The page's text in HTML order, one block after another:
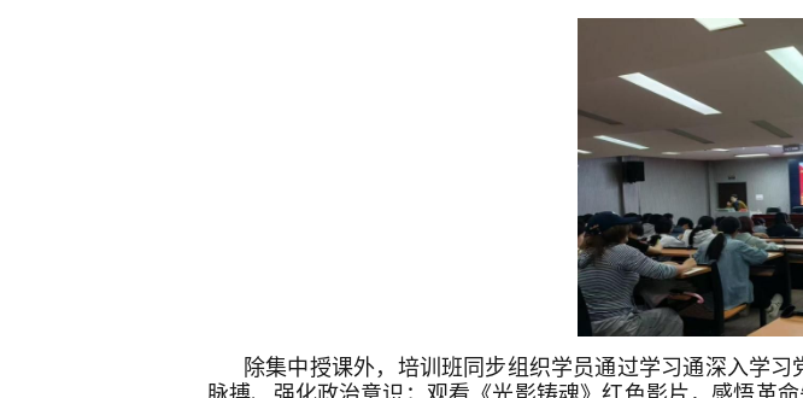
除集中授课外，培训班同步组织学员通过学习通深入学